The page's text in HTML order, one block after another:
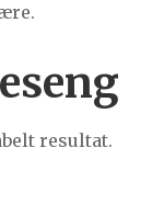
resultat.